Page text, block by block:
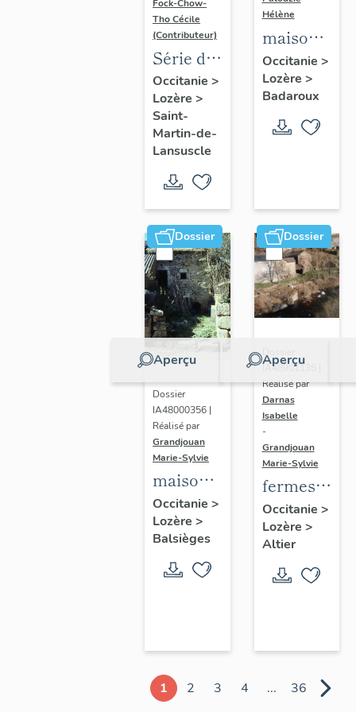
Fock-Chow-
Tho Cécile
(Contributeur)
Série de
chasse-
roues
(43)
disposés
le long
de la
Voie
royale
Occitanie >
Lozère >
Saint-
Martin-de-
Lansuscle
Hélène
maisons
et
fermes
de la
commune
Occitanie >
Lozère >
Badaroux
Dossier
Aperçu
Dossier
IA48000356 |
Réalisé par
Grandjouan
Marie-Sylvie
maisons
et
fermes
de la
commune
Occitanie >
Lozère >
Balsièges
Dossier
Aperçu
IA48901135 |
Réalisé par
Darnas
Isabelle
-
Grandjouan
Marie-Sylvie
fermes
de la
commune
d'Altier
Occitanie >
Lozère >
Altier
1 2 3 4 ... 36